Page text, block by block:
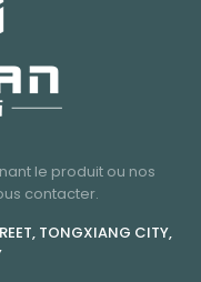
le produit ou nos
contacter.
TONGXIANG CITY,